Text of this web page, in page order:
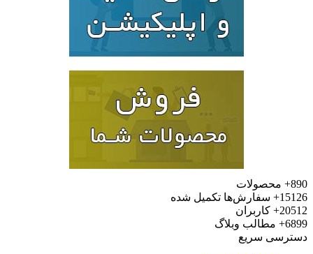
محصولات
سفارش‌ها تکمیل شده
کاربران
مطالب وبلاگ
سریع